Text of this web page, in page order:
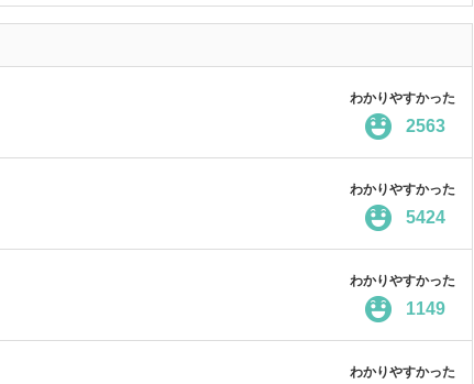
わかりやすかった
2563
わかりやすかった
5424
わかりやすかった
1149
わかりやすかった